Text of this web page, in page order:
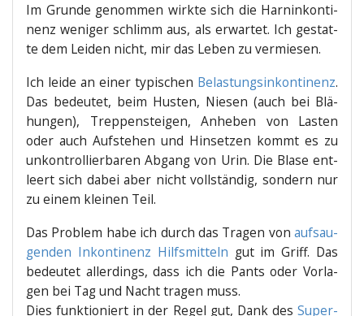
Im Grun­de genom­men wirk­te sich die Harn­in­kon­ti­
nenz weni­ger schlimm aus, als erwar­tet. Ich gestat­
te dem Lei­den nicht, mir das Leben zu vermiesen.
Ich lei­de an einer typi­schen Belas­tungs­in­kon­ti­nenz.
Das bedeu­tet, beim Hus­ten, Nie­sen (auch bei Blä­
hun­gen), Trep­pen­stei­gen, Anhe­ben von Las­ten
oder auch Auf­ste­hen und Hin­set­zen kommt es zu
unkon­trol­lier­ba­ren Abgang von Urin. Die Bla­se ent­
leert sich dabei aber nicht voll­stän­dig, son­dern nur
zu einem klei­nen Teil.
Das Pro­blem habe ich durch das Tra­gen von auf­sau­
gen­den Inkon­ti­nenz Hilfs­mit­teln gut im Griff. Das
bedeu­tet aller­dings, dass ich die Pants oder Vor­la­
gen bei Tag und Nacht tra­gen muss.
Dies funk­tio­niert in der Regel gut, Dank des Super­